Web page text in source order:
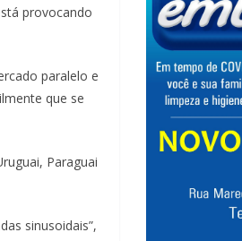
provocando
paralelo e
que se
Paraguai
sinusoidais”,